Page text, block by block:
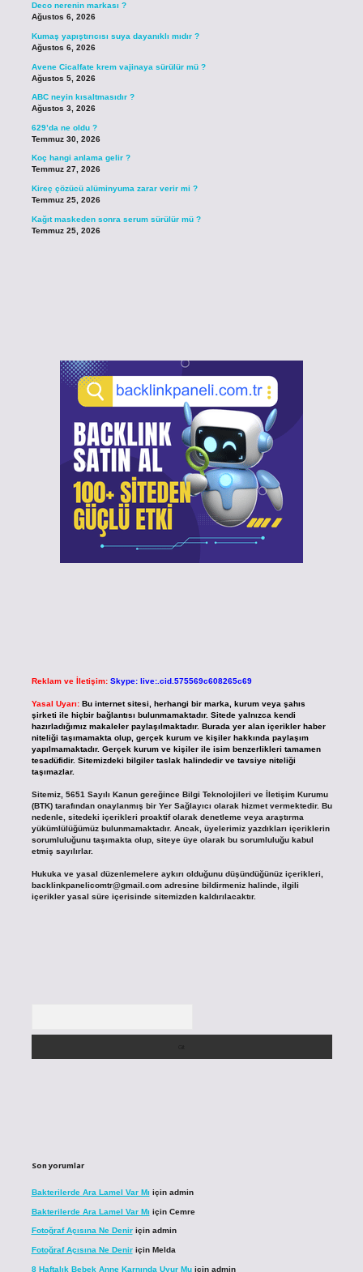
Deco nerenin markası ?
Ağustos 6, 2026
Kumaş yapıştırıcısı suya dayanıklı mıdır ?
Ağustos 6, 2026
Avene Cicalfate krem vajinaya sürülür mü ?
Ağustos 5, 2026
ABC neyin kısaltmasıdır ?
Ağustos 3, 2026
629’da ne oldu ?
Temmuz 30, 2026
Koç hangi anlama gelir ?
Temmuz 27, 2026
Kireç çözücü alüminyuma zarar verir mi ?
Temmuz 25, 2026
Kağıt maskeden sonra serum sürülür mü ?
Temmuz 25, 2026
Reklam ve İletişim: Skype: live:.cid.575569c608265c69
Yasal Uyarı: Bu internet sitesi, herhangi bir marka, kurum veya şahıs
şirketi ile hiçbir bağlantısı bulunmamaktadır. Sitede yalnızca kendi
hazırladığımız makaleler paylaşılmaktadır. Burada yer alan içerikler haber
niteliği taşımamakta olup, gerçek kurum ve kişiler hakkında paylaşım
yapılmamaktadır. Gerçek kurum ve kişiler ile isim benzerlikleri tamamen
tesadüfidir. Sitemizdeki bilgiler taslak halindedir ve tavsiye niteliği
taşımazlar.
Sitemiz, 5651 Sayılı Kanun gereğince Bilgi Teknolojileri ve İletişim Kurumu
(BTK) tarafından onaylanmış bir Yer Sağlayıcı olarak hizmet vermektedir. Bu
nedenle, sitedeki içerikleri proaktif olarak denetleme veya araştırma
yükümlülüğümüz bulunmamaktadır. Ancak, üyelerimiz yazdıkları içeriklerin
sorumluluğunu taşımakta olup, siteye üye olarak bu sorumluluğu kabul
etmiş sayılırlar.
Hukuka ve yasal düzenlemelere aykırı olduğunu düşündüğünüz içerikleri,
backlinkpanelicomtr@gmail.comadresine bildirmeniz halinde, ilgili
içerikler yasal süre içerisinde sitemizden kaldırılacaktır.
Son yorumlar
Bakterilerde Ara Lamel Var Mı için admin
Bakterilerde Ara Lamel Var Mı için Cemre
Fotoğraf Açısına Ne Deniriçin admin
Fotoğraf Açısına Ne Deniriçin Melda
8 Haftalık Bebek Anne Karnında Uyur Muiçin admin